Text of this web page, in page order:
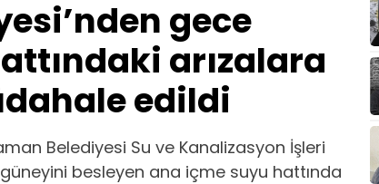
gece
arızalara
edildi
Belediyesi Su ve Kanalizasyon İşleri
güneyini besleyen ana içme suyu hattında